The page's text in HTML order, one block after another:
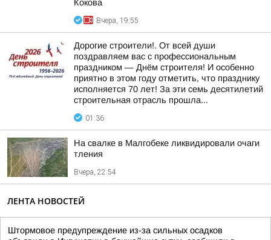
Кокова
Вчера, 19:55
Дорогие строители!. От всей души
поздравляем вас с профессиональным
праздником — Днём строителя! И особенно
приятно в этом году отметить, что празднику
исполняется 70 лет! За эти семь десятилетий
строительная отрасль прошла...
01:36
На свалке в Малгобеке ликвидировали очаги
тления
Вчера, 22:54
ЛЕНТА НОВОСТЕЙ
Штормовое предупреждение из-за сильных осадков